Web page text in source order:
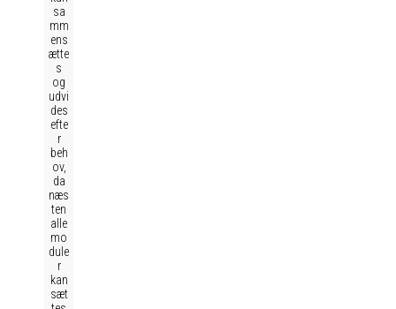
sa
mm
ens
ætte
s
og
udvi
des
efte
r
beh
ov,
da
næs
ten
alle
mo
dule
r
kan
sæt